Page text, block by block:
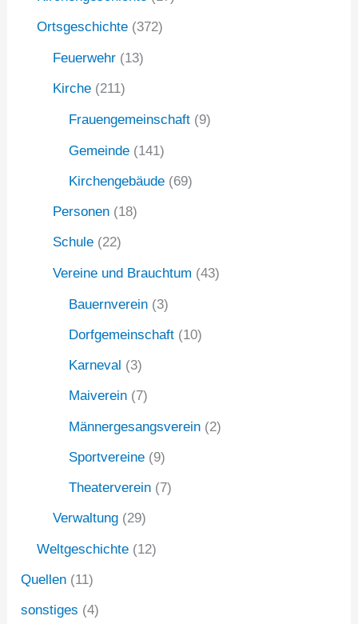
Ortsgeschichte (372)
Feuerwehr (13)
Kirche (211)
Frauengemeinschaft (9)
Gemeinde (141)
Kirchengebäude (69)
Personen (18)
Schule (22)
Vereine und Brauchtum (43)
Bauernverein (3)
Dorfgemeinschaft (10)
Karneval (3)
Maiverein (7)
Männergesangsverein (2)
Sportvereine (9)
Theaterverein (7)
Verwaltung (29)
Weltgeschichte (12)
Quellen (11)
sonstiges (4)